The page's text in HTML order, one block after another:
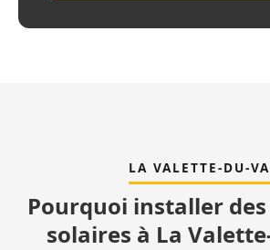
LA VALETTE-DU-
Pourquoi installer
solaires à La